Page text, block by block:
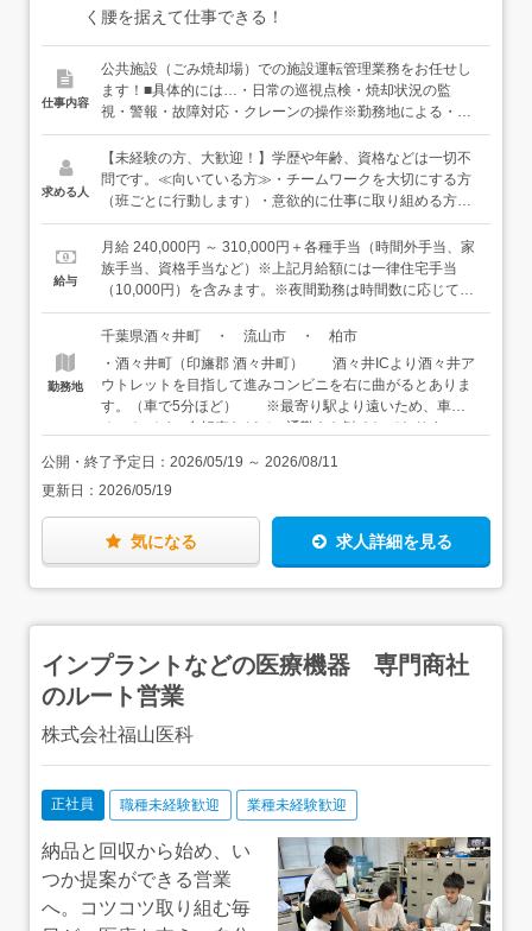
く腰を据えて仕事できる！
仕事内容
公共施設（ごみ焼却場）での施設運転管理業務をお任せし
ます！■具体的には…・日常の巡視点検・焼却状況の監
視・警報・故障対応・クレーンの操作※勤務地による・日
報の作成・不具合報告書等の作成 など※定期的に各設備
や機器の点検・調整・清掃、消耗品の交換作業も発生しま
す。≪マニュアル充実＆資格取得支援制度あり≫ほとんど
が未経験スタートのため、わかりやすいマニュアルを完備
生教育を行い、その後は実際の現場でマニュアルに沿って
先輩が丁寧に指導・教育を行っていきます。また、2級ボ
イラー技士や危険物取扱者乙種4類など現場で必要な資格
り）班長や別職種へキャリアアップした先輩も多数！■一
日の流れ（一例）・朝礼 および 前の班からの業務引継ぎ
（安全確認） ↓・各機器類の巡回・点検（施設内を歩きま
す）・中央操作室にてモニター監視業務・中央操作室横の
クレーン操作場にてクレーン操作業務 ↓・日報や不具合箇
所に対する対応内容を所定の書式へ記入または入力。・次
の班への引継ぎ ↓おつかれさまでした！※施設内にシャワ
社会人デビューの20代から、家族のために安定した仕事を
探していた30～50代の方までたくさんの採用実績がありま
す！★
求める人
【未経験の方、大歓迎！】学歴や年齢、資格などは一切不
問です。≪向いている方≫・チームワークを大切にする方
（班ごとに行動します）・意欲的に仕事に取り組める方・
手に職をつけて働きたい方・腰を据えて長く勤めたいと考
えている方・ルールを守り安全に業務に従事できる方ご入
社時の経験や資格は不問。ご入社後に一つずつ覚えていた
だければ構いません。安定した環境で長く働きたいという
給与
月給 240,000円 ～ 310,000円＋各種手当（時間外手当、家
族手当、資格手当など）※上記月給額には一律住宅手当
（10,000円）を含みます。※夜間勤務は時間数に応じて夜
勤手当を支給します。※残業が発生した場合、残業代は別
途100％支給します。【給与例】（1）保全班基本給
230,000円住宅手当10,000円資格手当3,000円扶養手当
12,000円合計額255,000円／月＋交通費、残業代（2）運転
班基本給230,000円住宅手当10,000円資格手当3,000円扶養
手当12,000円夜勤手当20,000円 ※勤務状況により変動い
たします。現場手当20,000円 ※流山市現場のみ（ほぼ夜
勤専従の為）合計額295,000円／月＋交通費、残業代
勤務地
千葉県酒々井町 ・ 流山市 ・ 柏市
・酒々井町（印旛郡 酒々井町） 酒々井ICより酒々井ア
ウトレットを目指して進みコンビニを右に曲がるとありま
す。（車で5分ほど） ※最寄り駅より遠いため、車や
オートバイ・自転車などでの通勤をお勧めしておりま
ン 初石駅より流山IC方面へ徒歩30分ほど ※最寄り駅よ
り遠いため、車やオートバイ・自転車などでの通勤をお勧
めしております。 ・柏市（柏市船戸山高野） 柏IC
より利根川方面へ向かって北上（車で15分ほど） 柏駅
より最寄りバス停までバスも出ています。 ※最寄り駅
公開・終了予定日： 2026/05/19 ～ 2026/08/11
更新日： 2026/05/19
気になる 求人詳細を見る
インプラントなどの医療機器 専門商社
のルート営業
株式会社福山医科
正社員 職種未経験歓迎 業種未経験歓迎
納品と回収から始め、い
つか提案ができる営業
へ。コツコツ取り組む毎